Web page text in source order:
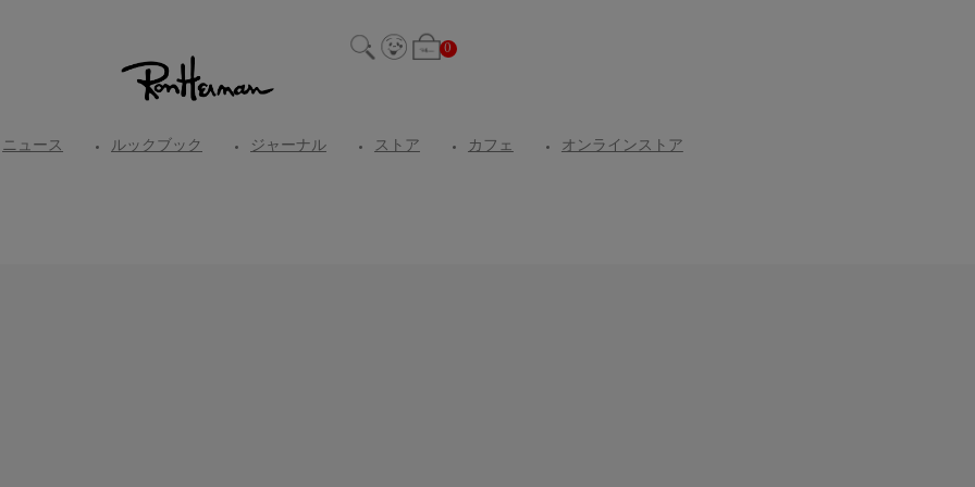
0
ニュース ルックブック ジャーナル ストア カフェ オンラインストア